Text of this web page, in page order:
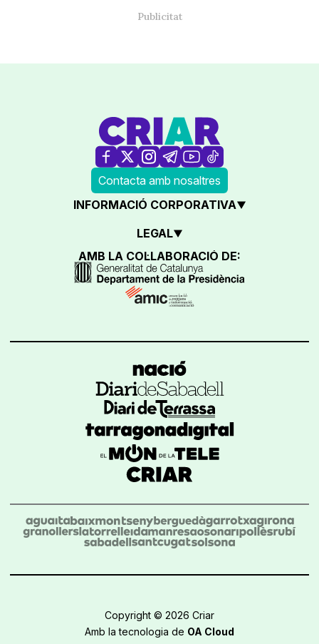
Contacta amb nosaltres
INFORMACIÓ CORPORATIVA
LEGAL
AMB LA COL·LABORACIÓ DE:
Copyright © 2026 Criar
Amb la tecnologia de OA Cloud